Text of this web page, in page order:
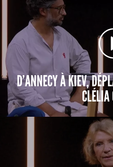
D’ANNECY À KIEV,